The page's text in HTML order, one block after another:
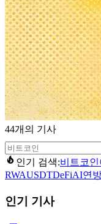
44개의 기사
인기 검색:비트코인
RWAUSDTDeFiAI연
인기 기사